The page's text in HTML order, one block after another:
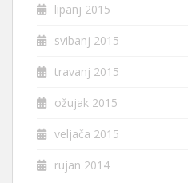
lipanj 2015
svibanj 2015
travanj 2015
ožujak 2015
veljača 2015
rujan 2014